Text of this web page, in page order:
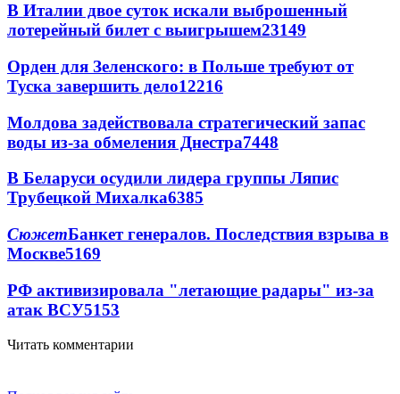
В Италии двое суток искали выброшенный
лотерейный билет с выигрышем23149
Орден для Зеленского: в Польше требуют от
Туска завершить дело12216
Молдова задействовала стратегический запас
воды из-за обмеления Днестра7448
В Беларуси осудили лидера группы Ляпис
Трубецкой Михалка6385
СюжетБанкет генералов. Последствия взрыва в
Москве5169
РФ активизировала "летающие радары" из-за
атак ВСУ5153
Читать комментарии